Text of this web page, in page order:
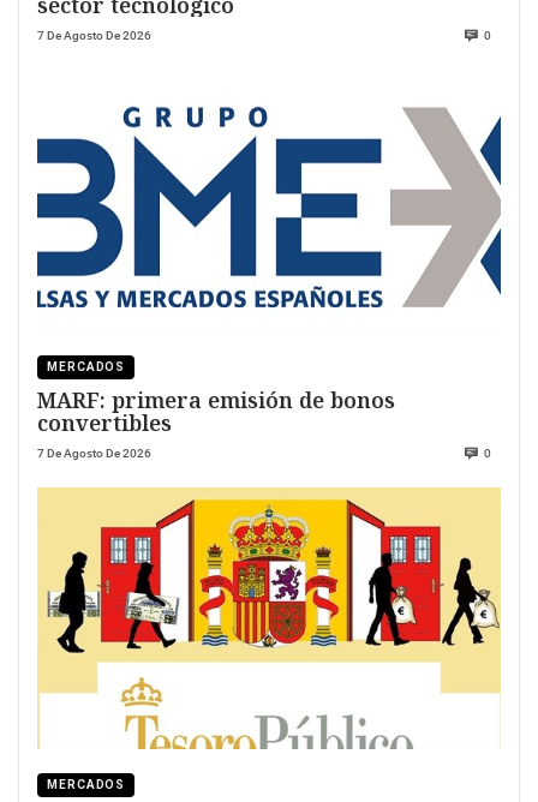
7 De Agosto De 2026 0
MERCADOS
MARF: primera emisión de bonos
convertibles
7 De Agosto De 2026 0
MERCADOS